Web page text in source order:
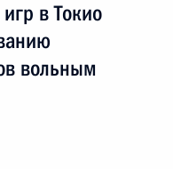
в Токио
вольным